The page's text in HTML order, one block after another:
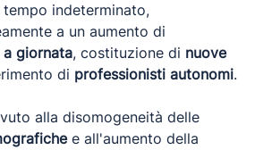
indeterminato,
a un aumento di
giornata, costituzione di nuove
di professionisti autonomi.
alla disomogeneità delle
e all'aumento della